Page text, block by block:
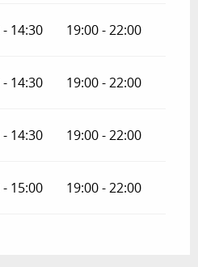
14:30 19:00 - 22:00
14:30 19:00 - 22:00
14:30 19:00 - 22:00
15:00 19:00 - 22:00